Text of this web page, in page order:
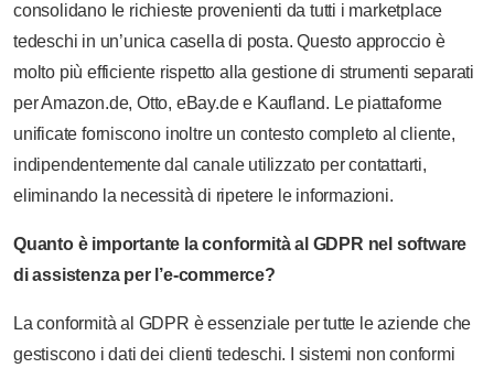
consolidano le richieste provenienti da tutti i marketplace
tedeschi in un’unica casella di posta. Questo approccio è
molto più efficiente rispetto alla gestione di strumenti separati
per Amazon.de, Otto, eBay.de e Kaufland. Le piattaforme
unificate forniscono inoltre un contesto completo al cliente,
indipendentemente dal canale utilizzato per contattarti,
eliminando la necessità di ripetere le informazioni.
Quanto è importante la conformità al GDPR nel software
di assistenza per l’e-commerce?
La conformità al GDPR è essenziale per tutte le aziende che
gestiscono i dati dei clienti tedeschi. I sistemi non conformi